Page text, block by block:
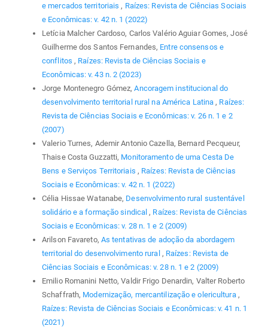
e mercados territoriais , Raízes: Revista de Ciências Sociais
e Econômicas: v. 42 n. 1 (2022)
Letícia Malcher Cardoso, Carlos Valério Aguiar Gomes, José
Guilherme dos Santos Fernandes, Entre consensos e
conflitos , Raízes: Revista de Ciências Sociais e
Econômicas: v. 43 n. 2 (2023)
Jorge Montenegro Gómez,Ancoragem institucional do
desenvolvimento territorial rural na América Latina , Raízes:
Revista de Ciências Sociais e Econômicas: v. 26 n. 1 e 2
(2007)
Valerio Turnes, Ademir Antonio Cazella, Bernard Pecqueur,
Thaise Costa Guzzatti, Monitoramento de uma Cesta De
Bens e Serviços Territoriais , Raízes: Revista de Ciências
Sociais e Econômicas: v. 42 n. 1 (2022)
Célia Hissae Watanabe, Desenvolvimento rural sustentável
solidário e a formação sindical , Raízes: Revista de Ciências
Sociais e Econômicas: v. 28 n. 1 e 2 (2009)
Arilson Favareto, As tentativas de adoção da abordagem
territorial do desenvolvimento rural , Raízes: Revista de
Ciências Sociais e Econômicas: v. 28 n. 1 e 2 (2009)
Emilio Romanini Netto, Valdir Frigo Denardin, Valter Roberto
Schaffrath, Modernização, mercantilização e olericultura ,
Raízes: Revista de Ciências Sociais e Econômicas: v. 41 n. 1
(2021)